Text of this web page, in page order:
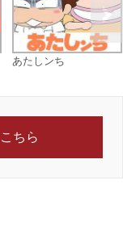
あたしンち
ちら